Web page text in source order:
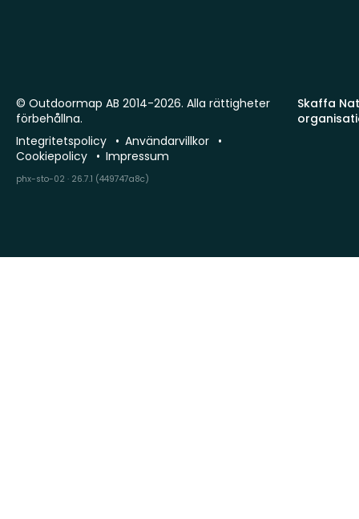
Skaffa
© Outdoormap AB 2014-2026. Alla rättigheter
förbehållna.
Integritetspolicy
Användarvillkor
Cookiepolicy
Impressum
phx-sto-02 · 26.7.1 (449747a8c)